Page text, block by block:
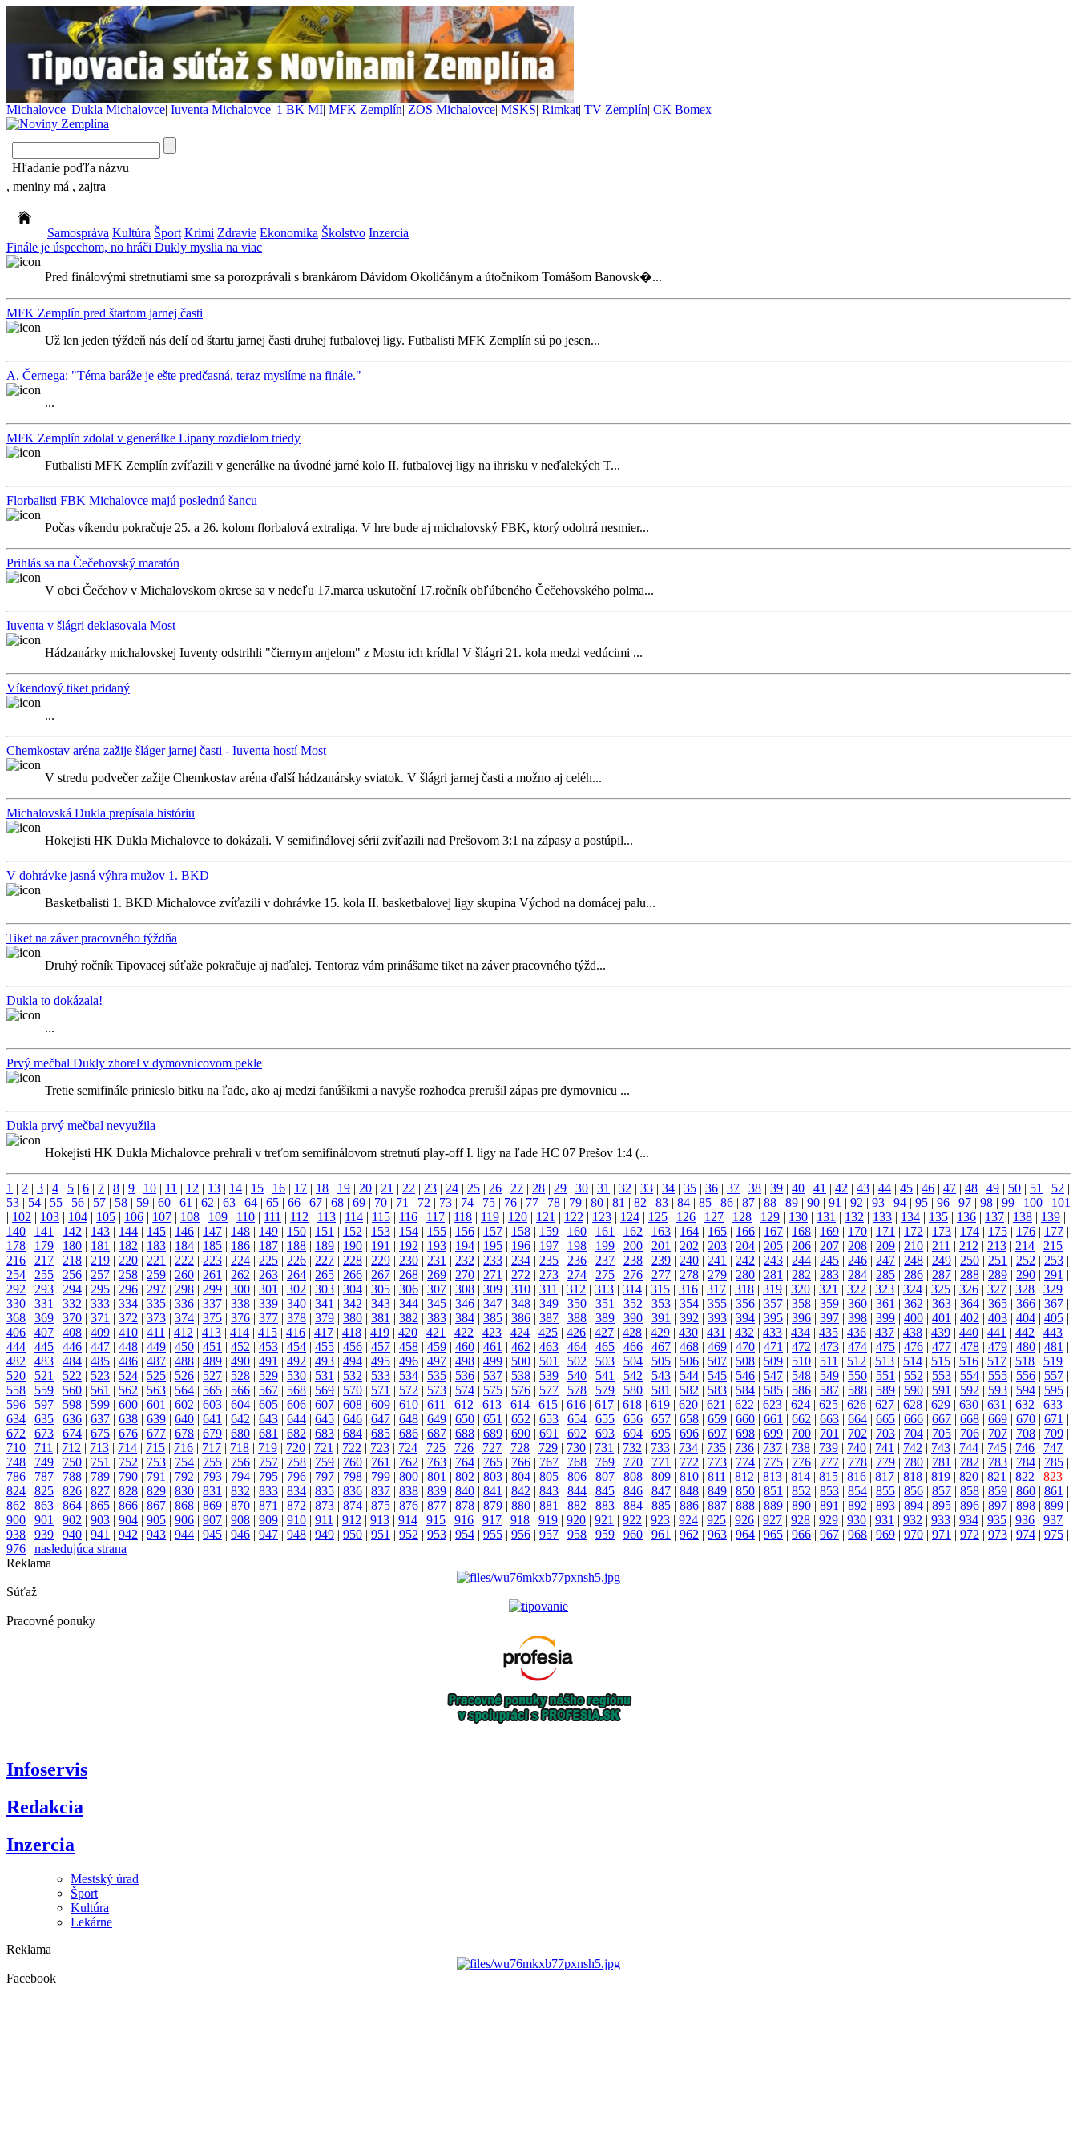
Michalovce| Dukla Michalovce| Iuventa Michalovce| 1 BK MI| MFK Zemplín| ZOS Michalovce| MSKS| Rimkat| TV Zemplín| CK Bomex
Hľadanie poďľa názvu
, meniny má , zajtra
Samospráva Kultúra Šport Krimi Zdravie Ekonomika Školstvo Inzercia
Finále je úspechom, no hráči Dukly myslia na viac
Pred finálovými stretnutiami sme sa porozprávali s brankárom Dávidom Okoličánym a útočníkom Tomášom Banovsk�...
MFK Zemplín pred štartom jarnej časti
Už len jeden týždeň nás delí od štartu jarnej časti druhej futbalovej ligy. Futbalisti MFK Zemplín sú po jesen...
A. Černega: "Téma baráže je ešte predčasná, teraz myslíme na finále."
...
MFK Zemplín zdolal v generálke Lipany rozdielom triedy
Futbalisti MFK Zemplín zvíťazili v generálke na úvodné jarné kolo II. futbalovej ligy na ihrisku v neďalekých T...
Florbalisti FBK Michalovce majú poslednú šancu
Počas víkendu pokračuje 25. a 26. kolom florbalová extraliga. V hre bude aj michalovský FBK, ktorý odohrá nesmier...
Prihlás sa na Čečehovský maratón
V obci Čečehov v Michalovskom okrese sa v nedeľu 17.marca uskutoční 17.ročník obľúbeného Čečehovského polma...
Iuventa v šlágri deklasovala Most
Hádzanárky michalovskej Iuventy odstrihli "čiernym anjelom" z Mostu ich krídla! V šlágri 21. kola medzi vedúcimi ...
Víkendový tiket pridaný
...
Chemkostav aréna zažije šláger jarnej časti - Iuventa hostí Most
V stredu podvečer zažije Chemkostav aréna ďalší hádzanársky sviatok. V šlágri jarnej časti a možno aj celéh...
Michalovská Dukla prepísala históriu
Hokejisti HK Dukla Michalovce to dokázali. V semifinálovej sérii zvíťazili nad Prešovom 3:1 na zápasy a postúpil...
V dohrávke jasná výhra mužov 1. BKD
Basketbalisti 1. BKD Michalovce zvíťazili v dohrávke 15. kola II. basketbalovej ligy skupina Východ na domácej palu...
Tiket na záver pracovného týždňa
Druhý ročník Tipovacej súťaže pokračuje aj naďalej. Tentoraz vám prinášame tiket na záver pracovného týžd...
Dukla to dokázala!
...
Prvý mečbal Dukly zhorel v dymovnicovom pekle
Tretie semifinále prinieslo bitku na ľade, ako aj medzi fanúšikmi a navyše rozhodca prerušil zápas pre dymovnicu ...
Dukla prvý mečbal nevyužila
Hokejisti HK Dukla Michalovce prehrali v treťom semifinálovom stretnutí play-off I. ligy na ľade HC 07 Prešov 1:4 (...
1 | 2 | 3 | 4 | 5 | 6 | 7 | 8 | 9 | 10 | 11 | 12 | 13 | 14 | 15 | 16 | 17 | 18 | 19 | 20 | 21 | 22 | 23 | 24 | 25 | 26 | 27 | 28 | 29 | 30 | 31 | 32 | 33 | 34 | 35 | 36 | 37 | 38 | 39 | 40 | 41 | 42 | 43 | 44 | 45 | 46 | 47 | 48 | 49 | 50 | 51 | 52 |
53 | 54 | 55 | 56 | 57 | 58 | 59 | 60 | 61 | 62 | 63 | 64 | 65 | 66 | 67 | 68 | 69 | 70 | 71 | 72 | 73 | 74 | 75 | 76 | 77 | 78 | 79 | 80 | 81 | 82 | 83 | 84 | 85 | 86 | 87 | 88 | 89 | 90 | 91 | 92 | 93 | 94 | 95 | 96 | 97 | 98 | 99 | 100 | 101
| 102 | 103 | 104 | 105 | 106 | 107 | 108 | 109 | 110 | 111 | 112 | 113 | 114 | 115 | 116 | 117 | 118 | 119 | 120 | 121 | 122 | 123 | 124 | 125 | 126 | 127 | 128 | 129 | 130 | 131 | 132 | 133 | 134 | 135 | 136 | 137 | 138 | 139 |
140 | 141 | 142 | 143 | 144 | 145 | 146 | 147 | 148 | 149 | 150 | 151 | 152 | 153 | 154 | 155 | 156 | 157 | 158 | 159 | 160 | 161 | 162 | 163 | 164 | 165 | 166 | 167 | 168 | 169 | 170 | 171 | 172 | 173 | 174 | 175 | 176 | 177 |
178 | 179 | 180 | 181 | 182 | 183 | 184 | 185 | 186 | 187 | 188 | 189 | 190 | 191 | 192 | 193 | 194 | 195 | 196 | 197 | 198 | 199 | 200 | 201 | 202 | 203 | 204 | 205 | 206 | 207 | 208 | 209 | 210 | 211 | 212 | 213 | 214 | 215 |
216 | 217 | 218 | 219 | 220 | 221 | 222 | 223 | 224 | 225 | 226 | 227 | 228 | 229 | 230 | 231 | 232 | 233 | 234 | 235 | 236 | 237 | 238 | 239 | 240 | 241 | 242 | 243 | 244 | 245 | 246 | 247 | 248 | 249 | 250 | 251 | 252 | 253 |
254 | 255 | 256 | 257 | 258 | 259 | 260 | 261 | 262 | 263 | 264 | 265 | 266 | 267 | 268 | 269 | 270 | 271 | 272 | 273 | 274 | 275 | 276 | 277 | 278 | 279 | 280 | 281 | 282 | 283 | 284 | 285 | 286 | 287 | 288 | 289 | 290 | 291 |
292 | 293 | 294 | 295 | 296 | 297 | 298 | 299 | 300 | 301 | 302 | 303 | 304 | 305 | 306 | 307 | 308 | 309 | 310 | 311 | 312 | 313 | 314 | 315 | 316 | 317 | 318 | 319 | 320 | 321 | 322 | 323 | 324 | 325 | 326 | 327 | 328 | 329 |
330 | 331 | 332 | 333 | 334 | 335 | 336 | 337 | 338 | 339 | 340 | 341 | 342 | 343 | 344 | 345 | 346 | 347 | 348 | 349 | 350 | 351 | 352 | 353 | 354 | 355 | 356 | 357 | 358 | 359 | 360 | 361 | 362 | 363 | 364 | 365 | 366 | 367 |
368 | 369 | 370 | 371 | 372 | 373 | 374 | 375 | 376 | 377 | 378 | 379 | 380 | 381 | 382 | 383 | 384 | 385 | 386 | 387 | 388 | 389 | 390 | 391 | 392 | 393 | 394 | 395 | 396 | 397 | 398 | 399 | 400 | 401 | 402 | 403 | 404 | 405 |
406 | 407 | 408 | 409 | 410 | 411 | 412 | 413 | 414 | 415 | 416 | 417 | 418 | 419 | 420 | 421 | 422 | 423 | 424 | 425 | 426 | 427 | 428 | 429 | 430 | 431 | 432 | 433 | 434 | 435 | 436 | 437 | 438 | 439 | 440 | 441 | 442 | 443 |
444 | 445 | 446 | 447 | 448 | 449 | 450 | 451 | 452 | 453 | 454 | 455 | 456 | 457 | 458 | 459 | 460 | 461 | 462 | 463 | 464 | 465 | 466 | 467 | 468 | 469 | 470 | 471 | 472 | 473 | 474 | 475 | 476 | 477 | 478 | 479 | 480 | 481 |
482 | 483 | 484 | 485 | 486 | 487 | 488 | 489 | 490 | 491 | 492 | 493 | 494 | 495 | 496 | 497 | 498 | 499 | 500 | 501 | 502 | 503 | 504 | 505 | 506 | 507 | 508 | 509 | 510 | 511 | 512 | 513 | 514 | 515 | 516 | 517 | 518 | 519 |
520 | 521 | 522 | 523 | 524 | 525 | 526 | 527 | 528 | 529 | 530 | 531 | 532 | 533 | 534 | 535 | 536 | 537 | 538 | 539 | 540 | 541 | 542 | 543 | 544 | 545 | 546 | 547 | 548 | 549 | 550 | 551 | 552 | 553 | 554 | 555 | 556 | 557 |
558 | 559 | 560 | 561 | 562 | 563 | 564 | 565 | 566 | 567 | 568 | 569 | 570 | 571 | 572 | 573 | 574 | 575 | 576 | 577 | 578 | 579 | 580 | 581 | 582 | 583 | 584 | 585 | 586 | 587 | 588 | 589 | 590 | 591 | 592 | 593 | 594 | 595 |
596 | 597 | 598 | 599 | 600 | 601 | 602 | 603 | 604 | 605 | 606 | 607 | 608 | 609 | 610 | 611 | 612 | 613 | 614 | 615 | 616 | 617 | 618 | 619 | 620 | 621 | 622 | 623 | 624 | 625 | 626 | 627 | 628 | 629 | 630 | 631 | 632 | 633 |
634 | 635 | 636 | 637 | 638 | 639 | 640 | 641 | 642 | 643 | 644 | 645 | 646 | 647 | 648 | 649 | 650 | 651 | 652 | 653 | 654 | 655 | 656 | 657 | 658 | 659 | 660 | 661 | 662 | 663 | 664 | 665 | 666 | 667 | 668 | 669 | 670 | 671 |
672 | 673 | 674 | 675 | 676 | 677 | 678 | 679 | 680 | 681 | 682 | 683 | 684 | 685 | 686 | 687 | 688 | 689 | 690 | 691 | 692 | 693 | 694 | 695 | 696 | 697 | 698 | 699 | 700 | 701 | 702 | 703 | 704 | 705 | 706 | 707 | 708 | 709 |
710 | 711 | 712 | 713 | 714 | 715 | 716 | 717 | 718 | 719 | 720 | 721 | 722 | 723 | 724 | 725 | 726 | 727 | 728 | 729 | 730 | 731 | 732 | 733 | 734 | 735 | 736 | 737 | 738 | 739 | 740 | 741 | 742 | 743 | 744 | 745 | 746 | 747 |
748 | 749 | 750 | 751 | 752 | 753 | 754 | 755 | 756 | 757 | 758 | 759 | 760 | 761 | 762 | 763 | 764 | 765 | 766 | 767 | 768 | 769 | 770 | 771 | 772 | 773 | 774 | 775 | 776 | 777 | 778 | 779 | 780 | 781 | 782 | 783 | 784 | 785 |
786 | 787 | 788 | 789 | 790 | 791 | 792 | 793 | 794 | 795 | 796 | 797 | 798 | 799 | 800 | 801 | 802 | 803 | 804 | 805 | 806 | 807 | 808 | 809 | 810 | 811 | 812 | 813 | 814 | 815 | 816 | 817 | 818 | 819 | 820 | 821 | 822 | 823 |
824 | 825 | 826 | 827 | 828 | 829 | 830 | 831 | 832 | 833 | 834 | 835 | 836 | 837 | 838 | 839 | 840 | 841 | 842 | 843 | 844 | 845 | 846 | 847 | 848 | 849 | 850 | 851 | 852 | 853 | 854 | 855 | 856 | 857 | 858 | 859 | 860 | 861 |
862 | 863 | 864 | 865 | 866 | 867 | 868 | 869 | 870 | 871 | 872 | 873 | 874 | 875 | 876 | 877 | 878 | 879 | 880 | 881 | 882 | 883 | 884 | 885 | 886 | 887 | 888 | 889 | 890 | 891 | 892 | 893 | 894 | 895 | 896 | 897 | 898 | 899 |
900 | 901 | 902 | 903 | 904 | 905 | 906 | 907 | 908 | 909 | 910 | 911 | 912 | 913 | 914 | 915 | 916 | 917 | 918 | 919 | 920 | 921 | 922 | 923 | 924 | 925 | 926 | 927 | 928 | 929 | 930 | 931 | 932 | 933 | 934 | 935 | 936 | 937 |
938 | 939 | 940 | 941 | 942 | 943 | 944 | 945 | 946 | 947 | 948 | 949 | 950 | 951 | 952 | 953 | 954 | 955 | 956 | 957 | 958 | 959 | 960 | 961 | 962 | 963 | 964 | 965 | 966 | 967 | 968 | 969 | 970 | 971 | 972 | 973 | 974 | 975 |
976 | nasledujúca strana
Reklama
Súťaž
Pracovné ponuky
Infoservis
Redakcia
Inzercia
Mestský úrad
Šport
Kultúra
Lekárne
Reklama
Facebook